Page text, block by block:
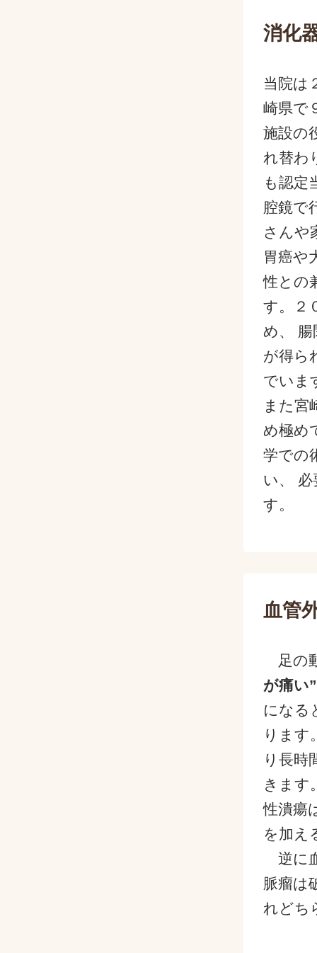
消化
当院は
崎県で
施設の
れ替わ
も認定
腔鏡で
さんや
胃癌や
性との
す。２
め、
が得ら
でいま
また宮
め極め
学での
い、
す。
血管
足の
が痛い”
になる
ります
り長時
きます
性潰瘍
を加え
逆に
脈瘤は
れど